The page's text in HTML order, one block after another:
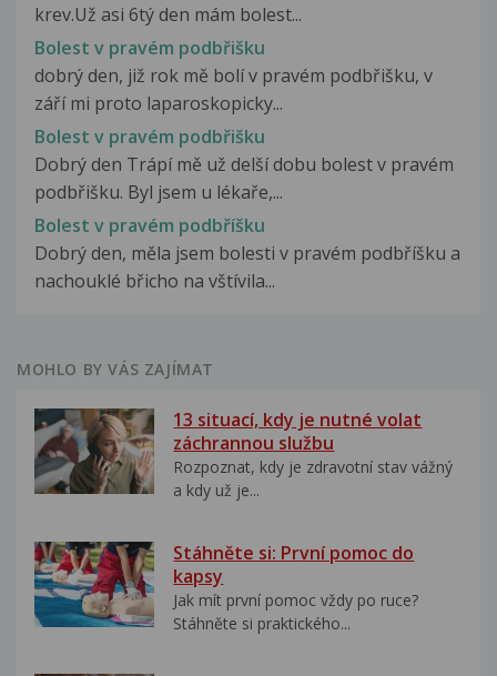
krev.Už asi 6tý den mám bolest...
Bolest v pravém podbřišku
dobrý den, již rok mě bolí v pravém podbřišku, v
září mi proto laparoskopicky...
Bolest v pravém podbřišku
Dobrý den Trápí mě už delší dobu bolest v pravém
podbřišku. Byl jsem u lékaře,...
Bolest v pravém podbříšku
Dobrý den, měla jsem bolesti v pravém podbříšku a
nachouklé břicho na vštívila...
MOHLO BY VÁS ZAJÍMAT
13 situací, kdy je nutné volat
záchrannou službu
Rozpoznat, kdy je zdravotní stav vážný
a kdy už je...
Stáhněte si: První pomoc do
kapsy
Jak mít první pomoc vždy po ruce?
Stáhněte si praktického...